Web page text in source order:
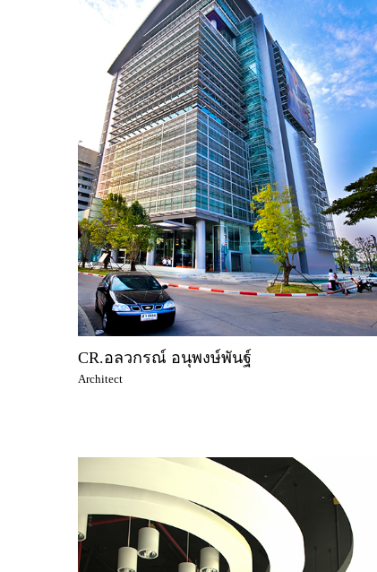
CR.อลวกรณ์ อนุพงษ์พันฐ์
Architect